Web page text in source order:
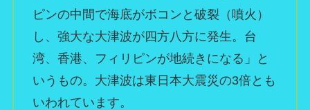
ピンの中間で海底がボコンと破裂（噴火）
し、強大な大津波が四方八方に発生。台
湾、香港、フィリピンが地続きになる」と
いうもの。大津波は東日本大震災の3倍とも
いわれています。